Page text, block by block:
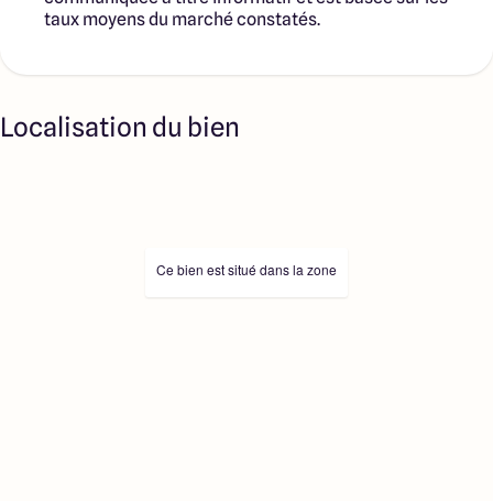
taux moyens du marché constatés.
Localisation du bien
Ce bien est situé dans la zone